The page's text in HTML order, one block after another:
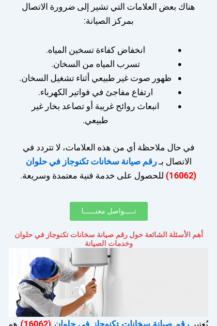
هناك بعض العلامات التي تشير إلى ضرورة الاتصال
بمركز الصيانة:
انخفاض كفاءة تسخين المياه.
تسرب المياه من السخان.
ظهور صوت غير طبيعي أثناء تشغيل السخان.
ارتفاع مفاجئ في فواتير الكهرباء.
انبعاث روائح غريبة أو تصاعد بخار غير
طبيعي.
في حال ملاحظة أي من هذه العلامات، لا تتردد في
الاتصال بـرقم صيانة سخانات تكنوجاز في حلوان
(16062)
للحصول على خدمة فنية معتمدة وسريعة.
تـــــواصل معنــــــا
أهم الأسئلة الشائعة حول رقم صيانة سخانات تكنوجاز في حلوان
وخدمات الصيانة
يُعتبررقم صيانة سخانات تكنوجاز في حلوان (16062)
هو